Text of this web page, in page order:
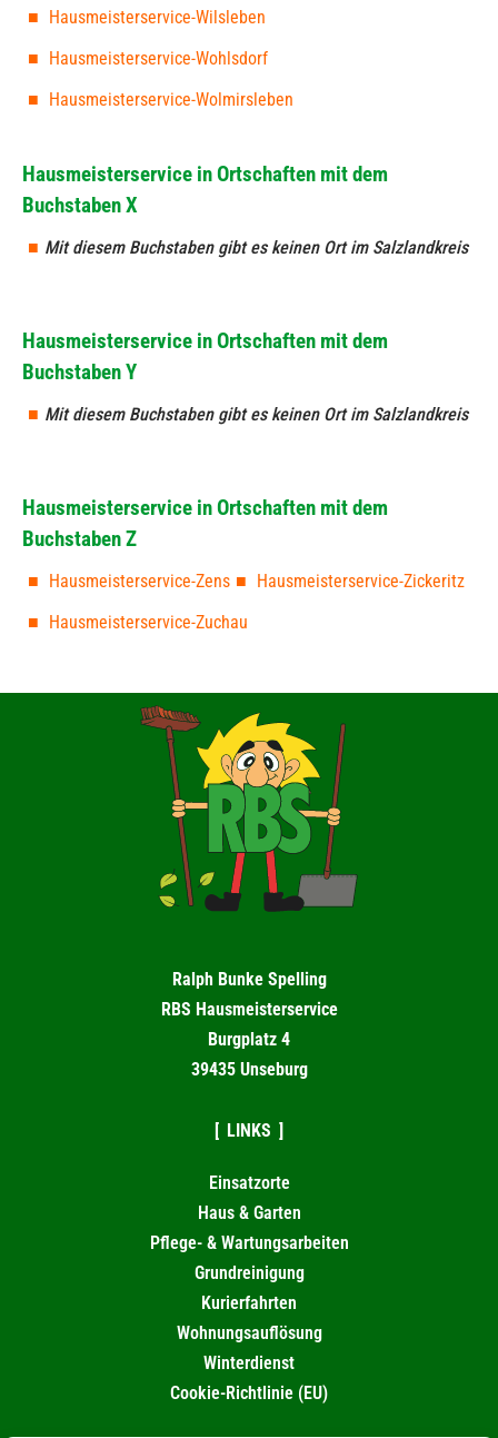
Hausmeisterservice-Wilsleben
Hausmeisterservice-Wohlsdorf
Hausmeisterservice-Wolmirsleben
Hausmeisterservice in Ortschaften mit dem
Buchstaben X
Mit diesem Buchstaben gibt es keinen Ort im Salzlandkreis
Hausmeisterservice in Ortschaften mit dem
Buchstaben Y
Mit diesem Buchstaben gibt es keinen Ort im Salzlandkreis
Hausmeisterservice in Ortschaften mit dem
Buchstaben Z
Hausmeisterservice-Zens
Hausmeisterservice-Zickeritz
Hausmeisterservice-Zuchau
Ralph Bunke Spelling
RBS Hausmeisterservice
Burgplatz 4
39435 Unseburg
LINKS
Einsatzorte
Haus & Garten
Pflege- & Wartungsarbeiten
Grundreinigung
Kurierfahrten
Wohnungsauflösung
Winterdienst
Cookie-Richtlinie (EU)